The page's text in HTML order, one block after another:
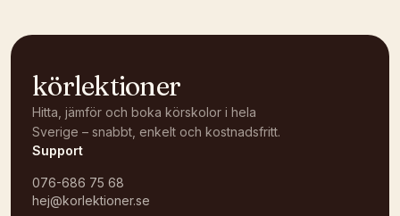
körlektioner
Hitta, jämför och boka körskolor i hela
Sverige – snabbt, enkelt och kostnadsfritt.
Support
076-686 75 68
hej@korlektioner.se